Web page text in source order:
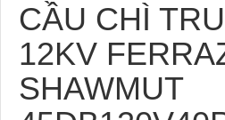
CẦU CHÌ
12KV
SHAWMUT